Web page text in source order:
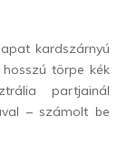
kardszárnyú
törpe kék
partjainál
– számolt be